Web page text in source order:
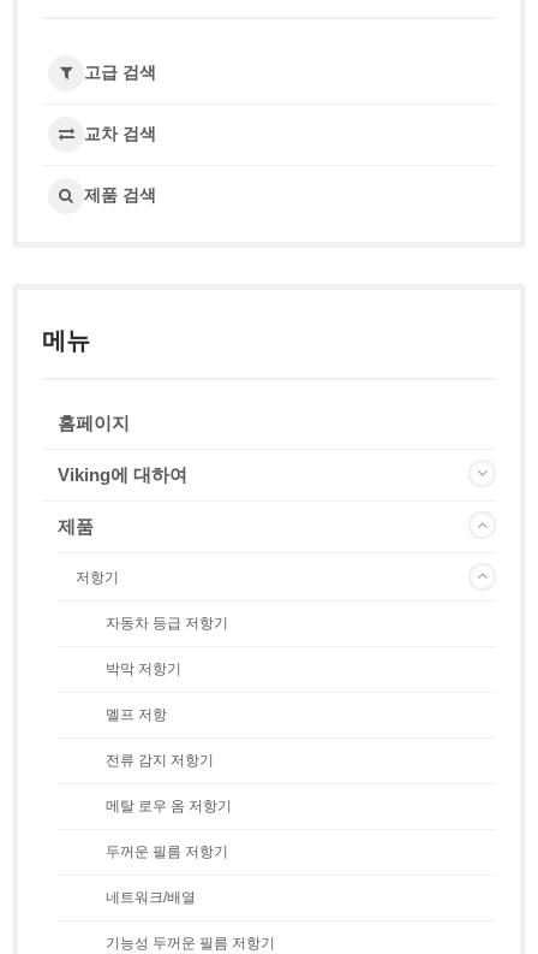
고급 검색
교차 검색
제품 검색
메뉴
홈페이지
Viking에 대하여
제품
저항기
자동차 등급 저항기
박막 저항기
멜프 저항
전류 감지 저항기
메탈 로우 옴 저항기
두꺼운 필름 저항기
네트워크/배열
기능성 두꺼운 필름 저항기